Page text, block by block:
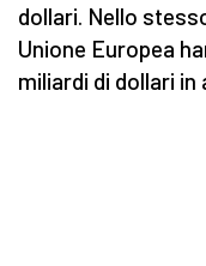
dollari. Nello
Unione Europea
miliardi di dollari in